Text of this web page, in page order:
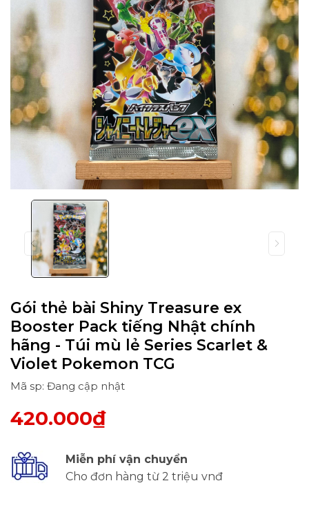
Gói thẻ bài Shiny Treasure ex
Booster Pack tiếng Nhật chính
hãng - Túi mù lẻ Series Scarlet &
Violet Pokemon TCG
Mã sp: Đang cập nhật
420.000₫
Miễn phí vận chuyển
Cho đơn hàng từ 2 triệu vnđ